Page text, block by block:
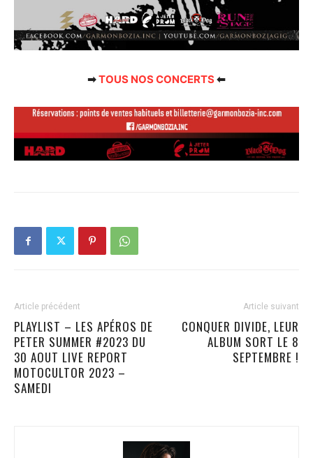
➡TOUS NOS CONCERTS⬅
Article précédent
PLAYLIST – LES APÉROS DE
PETER SUMMER #2023 DU
30 AOUT LIVE REPORT
MOTOCULTOR 2023 –
SAMEDI
Article suivant
CONQUER DIVIDE, LEUR
ALBUM SORT LE 8
SEPTEMBRE !